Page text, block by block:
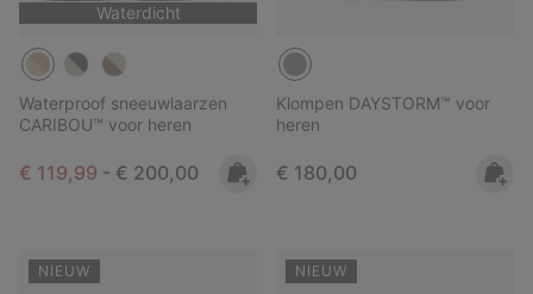
Waterdicht
Waterproof sneeuwlaarzen
CARIBOU™ voor heren
Minimum sale price:
€ 119,99 - Maximum price:
€ 200,00
Klompen DAYSTORM™ voor
heren
Regular price:
€ 180,00
NIEUW NIEUW